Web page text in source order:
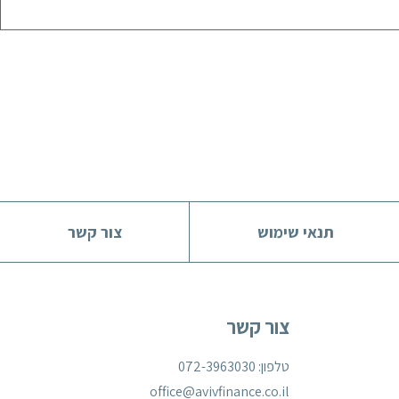
תנאי שימוש צור קשר
צור קשר
טלפון: 072-3963030
office@avivfinance.co.il